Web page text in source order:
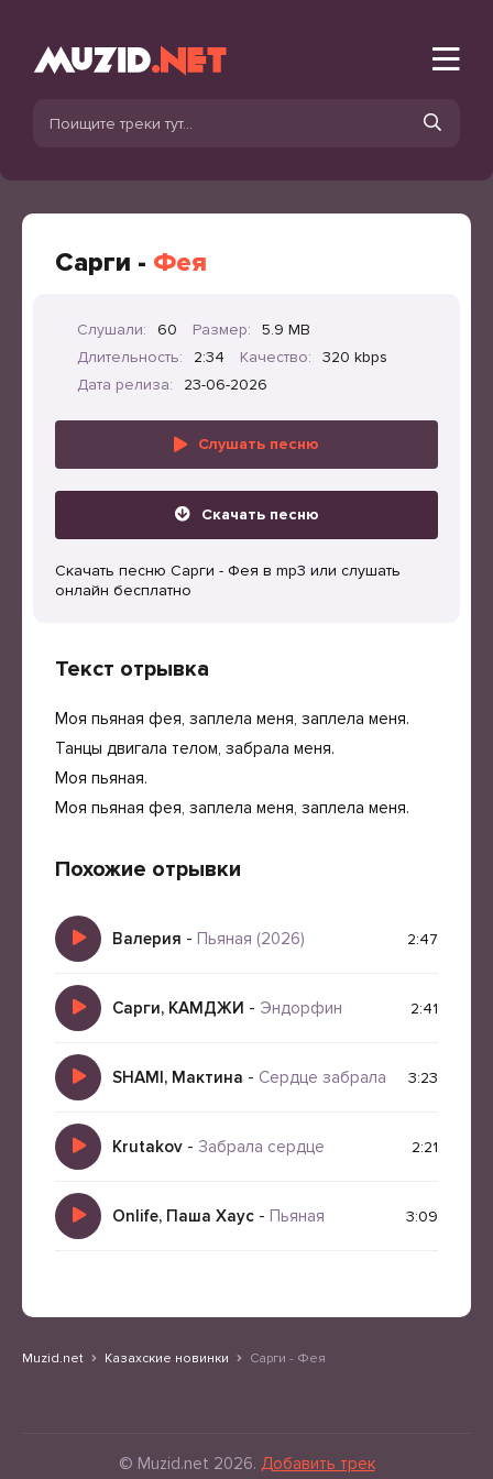
Сарги - Фея
Слушали: 60 Размер:
5.9 MB
Длительность:
2:34 Качество:
320 kbps
Дата релиза:
23-06-2026
Слушать песню
Скачать песню
Скачать песню Сарги - Фея в mp3 или слушать
онлайн бесплатно
Текст отрывка
Моя пьяная фея, заплела меня, заплела меня.
Танцы двигала телом, забрала меня.
Моя пьяная.
Моя пьяная фея, заплела меня, заплела меня.
Похожие отрывки
Валерия - Пьяная (2026) 2:47
Сарги, КАМДЖИ - Эндорфин 2:41
SHAMI, Мактина - Сердце забрала 3:23
Krutakov - Забрала сердце 2:21
Onlife, Паша Хаус - Пьяная 3:09
Muzid.net Казахские новинки Сарги - Фея
© Muzid.net 2026. Добавить трек